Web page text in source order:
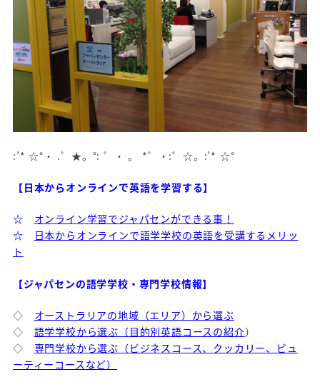
:’* ☆°・ .゜★。°: ゜・ 。 *゜・:゜☆。:’* ☆°
【日本からオンラインで英語を学習する】
☆
オンライン学習でジャパセンができる事！
☆
日本からオンラインで語学学校の英語を受講するメリッ
ト
【ジャパセンの語学学校・専門学校情報】
◇ オーストラリアの地域（エリア）から選ぶ
◇ 語学学校から選ぶ（目的別英語コースの紹介）
◇ 専門学校から選ぶ（ビジネスコース、クッカリー、ビュ
ーティーコースなど）